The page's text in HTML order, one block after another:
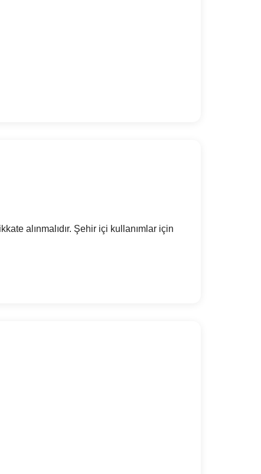
alınmalıdır. Şehir içi kullanımlar için